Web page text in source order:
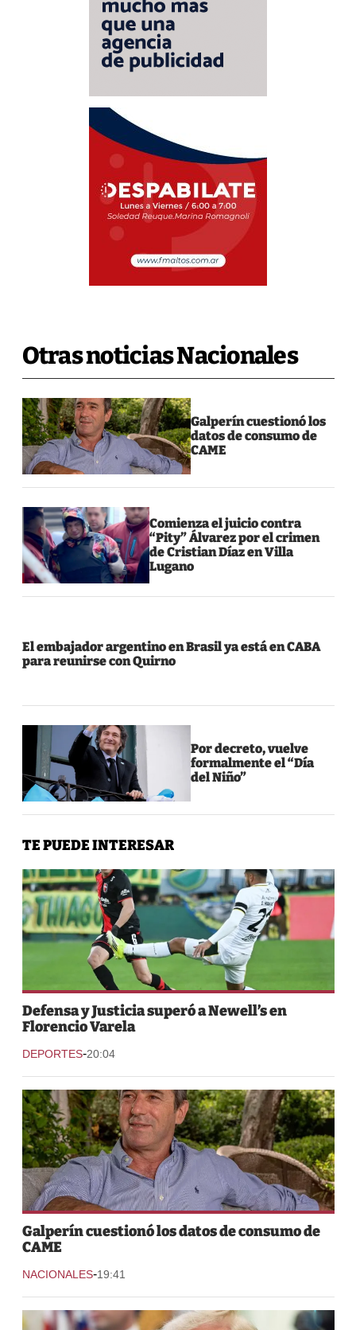
Otras noticias Nacionales
Galperín cuestionó los
datos de consumo de
CAME
Comienza el juicio contra
“Pity” Álvarez por el crimen
de Cristian Díaz en Villa
Lugano
El embajador argentino en Brasil ya está en CABA
para reunirse con Quirno
Por decreto, vuelve
formalmente el “Día
del Niño”
TE PUEDE INTERESAR
Defensa y Justicia superó a Newell’s en
Florencio Varela
DEPORTES-20:04
Galperín cuestionó los datos de consumo de
CAME
NACIONALES-19:41